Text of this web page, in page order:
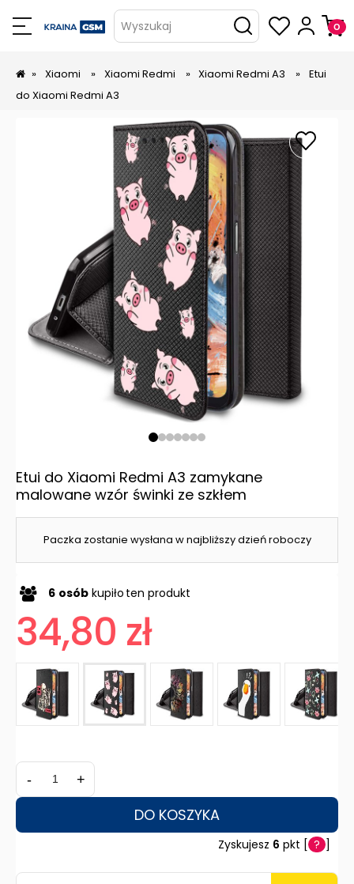
Wyszukaj
» Xiaomi » Xiaomi Redmi » Xiaomi Redmi A3 » Etui
do Xiaomi Redmi A3
Paczka zostanie wysłana w najbliższy dzień roboczy
Etui do Xiaomi Redmi A3 zamykane
malowane wzór świnki ze szkłem
6 osób kupiło ten produkt
34,80 zł
- +
DO KOSZYKA
Zyskujesz 6 pkt [ ? ]